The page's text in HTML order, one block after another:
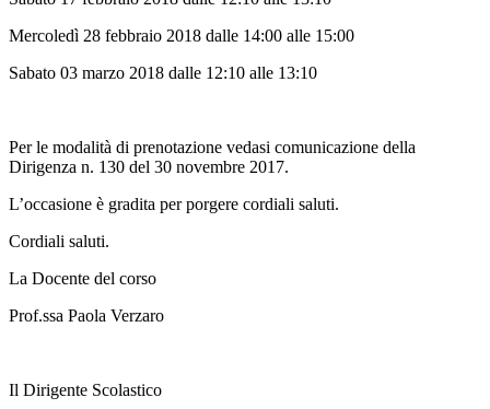
Mercoledì 28 febbraio 2018 dalle 14:00 alle 15:00
Sabato 03 marzo 2018 dalle 12:10 alle 13:10
Per le modalità di prenotazione vedasi comunicazione della
Dirigenza n. 130 del 30 novembre 2017.
L’occasione è gradita per porgere cordiali saluti.
Cordiali saluti.
La Docente del corso
Prof.ssa Paola Verzaro
Il Dirigente Scolastico